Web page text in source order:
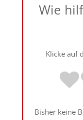
Wie
Klicke auf
Bisher keine